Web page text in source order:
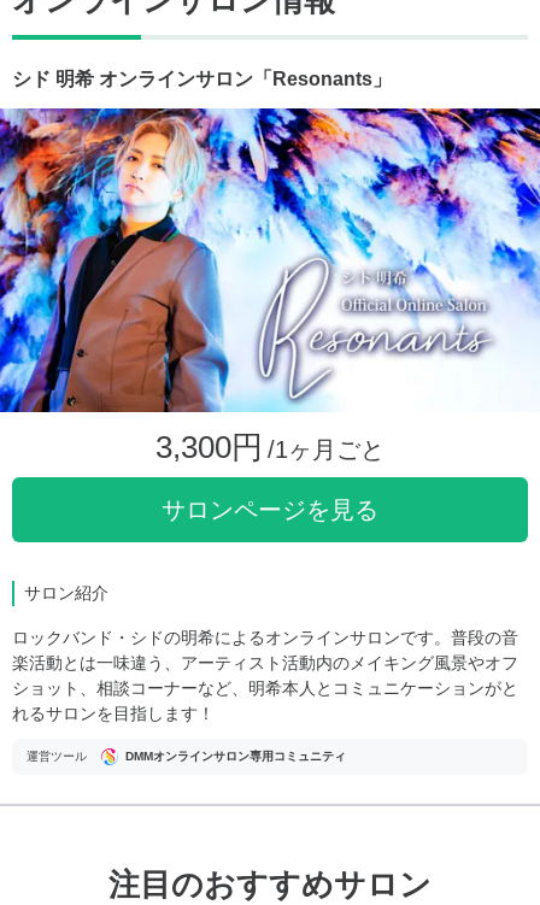
シド 明希 オンラインサロン「Resonants」
3,300円 /1ヶ月ごと
サロンページを見る
サロン紹介
ロックバンド・シドの明希によるオンラインサロンです。普段の音
楽活動とは一味違う、アーティスト活動内のメイキング風景やオフ
ショット、相談コーナーなど、明希本人とコミュニケーションがと
れるサロンを目指します！
運営ツール DMMオンラインサロン専用コミュニティ
注目のおすすめサロン